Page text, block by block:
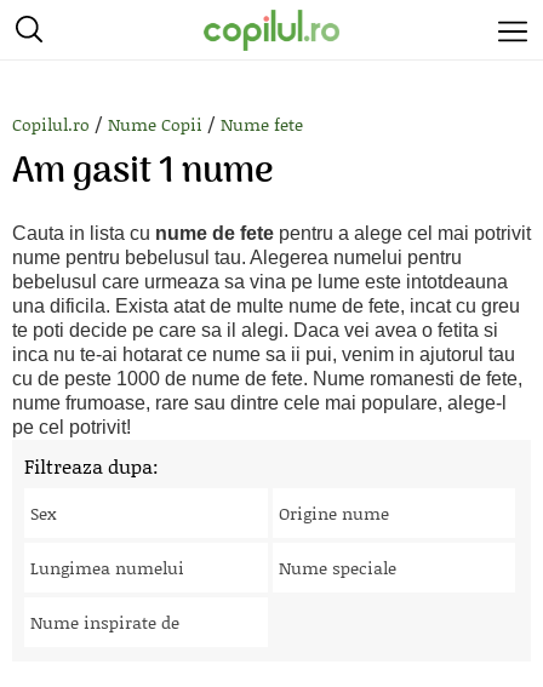
Copilul.ro / Nume Copii / Nume fete
Am gasit 1 nume
Cauta in lista cu nume de fete pentru a alege cel mai potrivit
nume pentru bebelusul tau. Alegerea numelui pentru
bebelusul care urmeaza sa vina pe lume este intotdeauna
una dificila. Exista atat de multe nume de fete, incat cu greu
te poti decide pe care sa il alegi. Daca vei avea o fetita si
inca nu te-ai hotarat ce nume sa ii pui, venim in ajutorul tau
cu de peste 1000 de nume de fete. Nume romanesti de fete,
nume frumoase, rare sau dintre cele mai populare, alege-l
pe cel potrivit!
Filtreaza dupa:
Sex Origine nume
Lungimea numelui Nume speciale
Nume inspirate de